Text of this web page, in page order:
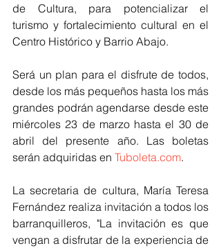
de Cultura, para potencializar el
turismo y fortalecimiento cultural en el
Centro Histórico y Barrio Abajo.
Será un plan para el disfrute de todos,
desde los más pequeños hasta los más
grandes podrán agendarse desde este
miércoles 23 de marzo hasta el 30 de
abril del presente año. Las boletas
serán adquiridas en Tuboleta.com.
La secretaria de cultura, María Teresa
Fernández realiza invitación a todos los
barranquilleros, "La invitación es que
vengan a disfrutar de la experiencia de